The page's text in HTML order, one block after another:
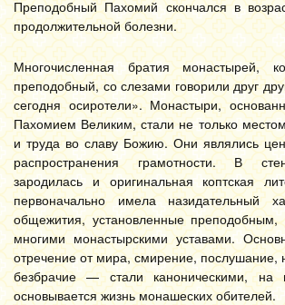
Преподобный Пахомий скончался в
продолжительной болезни.
Многочисленная братия монастырей,
преподобный, со слезами говорили друг
сегодня осиротели». Монастыри,
Пахомием Великим, стали не только
и труда во славу Божию. Они являлись
распространения грамотности. В
зародилась и оригинальная коптская
первоначально имела назидательный
общежития, установленные преподобным,
многими монастырскими уставами.
отречение от мира, смирение, послушание,
безбрачие — стали каноническими, на
основывается жизнь монашеских обителей.